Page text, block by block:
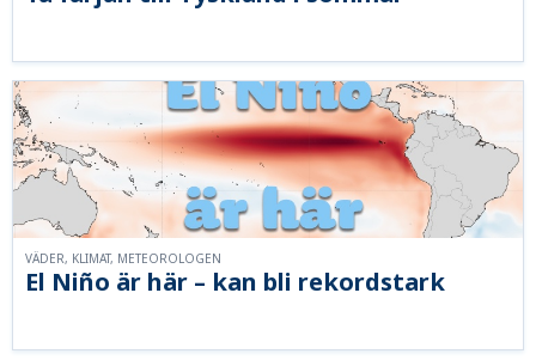
El Niño är här – kan bli rekordstark
VÄDER, KLIMAT, METEOROLOGEN